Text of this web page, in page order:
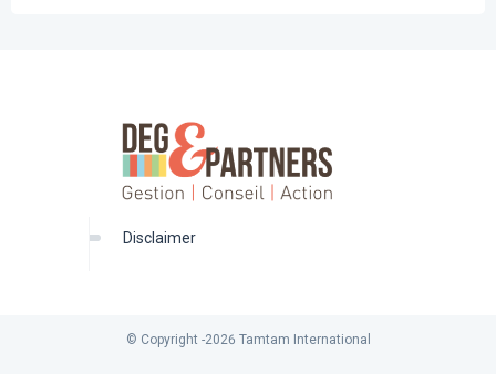
disclaimer
© Copyright -2026 Tamtam International